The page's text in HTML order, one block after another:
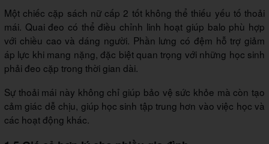
Một chiếc cặp sách nữ cấp 2 tốt không thể thiếu yếu tố thoải
mái. Quai đeo có thể điều chỉnh linh hoạt giúp balo phù hợp
với chiều cao và dáng người. Phần lưng có đệm hỗ trợ giảm
áp lực khi mang nặng, đặc biệt quan trọng với những học sinh
phải đeo cặp trong thời gian dài.
Sự thoải mái này không chỉ giúp bảo vệ sức khỏe mà còn tạo
cảm giác dễ chịu, giúp học sinh tập trung hơn vào việc học và
các hoạt động khác.